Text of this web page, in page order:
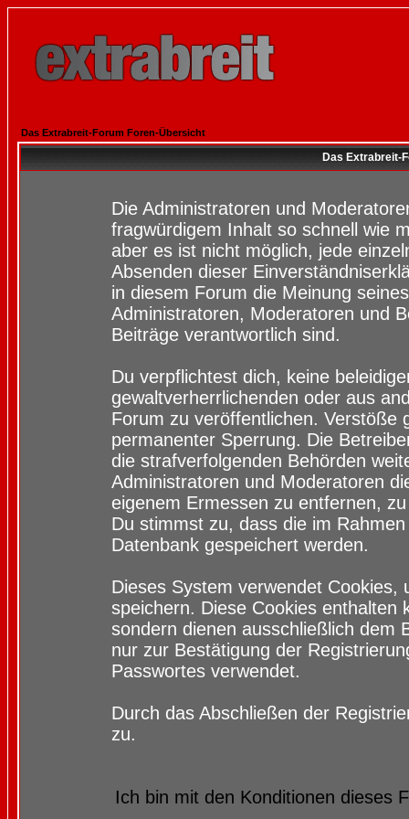
Das Extrabreit-Forum Foren-Übersicht
Das Extrabreit-
Die Administratoren und
fragwürdigem Inhalt so schnell wie
aber es ist nicht möglich, jede
Absenden dieser
in diesem Forum die Meinung
Administratoren, Moderatoren und
Beiträge verantwortlich sind.
Du verpflichtest dich, keine
gewaltverherrlichenden oder aus
Forum zu veröffentlichen. Verstöße
permanenter Sperrung. Die
die strafverfolgenden Behörden
Administratoren und Moderatoren
eigenem Ermessen zu entfernen,
Du stimmst zu, dass die im
Datenbank gespeichert werden.
Dieses System verwendet
speichern. Diese Cookies enthalten
sondern dienen ausschließlich dem
nur zur Bestätigung der
Passwortes verwendet.
Durch das Abschließen der
zu.
Ich bin mit den Konditionen dieses